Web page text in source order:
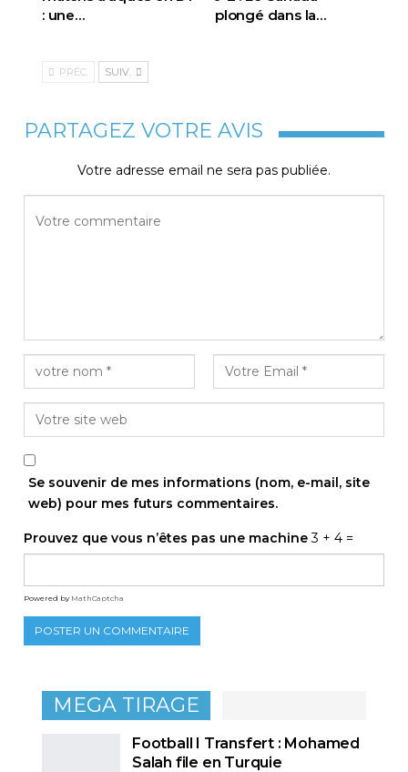
: une…
plongé dans la…
PRÉC. SUIV.
PARTAGEZ VOTRE AVIS
Votre adresse email ne sera pas publiée.
Se souvenir de mes informations (nom, e-mail, site
web) pour mes futurs commentaires.
Prouvez que vous n’êtes pas une machine 3 + 4 =
Powered by MathCaptcha
MEGA TIRAGE
Football I Transfert : Mohamed
Salah file en Turquie